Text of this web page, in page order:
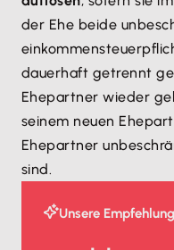
der Ehe beide
dauerhaft getrennt
Ehepartner wieder
seinem neuen
Ehepartner
sind.
Unsere Empfehlung